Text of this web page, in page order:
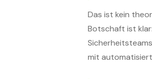
Das ist kein
Botschaft ist
mit